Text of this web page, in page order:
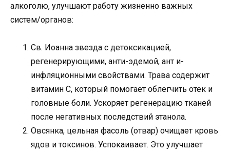
алкоголю, улучшают работу жизненно важных
систем/органов:
Св. Иоанна звезда с детоксикацией,
регенерирующими, анти-эдемой, ант и-
инфляционными свойствами. Трава содержит
витамин С, который помогает облегчить отек и
головные боли. Ускоряет регенерацию тканей
после негативных последствий этанола.
Овсянка, цельная фасоль (отвар) очищает кровь
ядов и токсинов. Успокаивает. Это улучшает